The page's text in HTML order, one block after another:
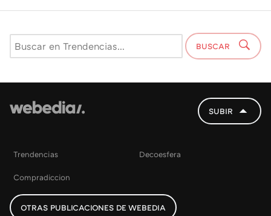
BUSCAR
SUBIR
Trendencias Decoesfera
Compradiccion
OTRAS PUBLICACIONES DE WEBEDIA